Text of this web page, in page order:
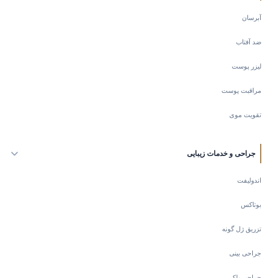
آبرسان
ضد آفتاب
لیزر پوست
مراقبت پوست
تقویت موی
جراحی و خدمات زیبایی
اندولیفت
بوتاکس
تزریق ژل گونه
جراحی بینی